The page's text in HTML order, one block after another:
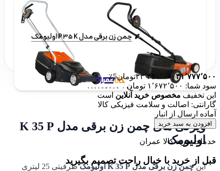
ویژگی های چمن زن برقی مدل K 35 P
اولیومک
اینچمن زن برقی مدل K 35 P اولیومک
ظرفیتی 25 لیتری
۳۳٬۴۵۰٬۰۰۰۳۱٬۷۷۷٬۵۰۰ تومان5٪
سود شما: ۱٬۶۷۲٬۵۰۰ تومان
این تخفیف مخصوص خرید آنلاین است
گارانتی: اصالت و سلامت فیزیکی کالا
آماده ارسال از انبار
افزودن به سبد خرید
خدمات خرید کالا عمران
قبل از خرید با خیال راحت تصمیم بگیرید